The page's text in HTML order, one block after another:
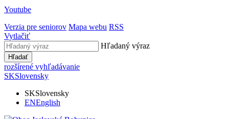
Youtube
Verzia pre seniorov Mapa webu RSS
Vytlačiť
Hľadaný výraz
Hľadať
rozšírené vyhľadávanie
SKSlovensky
SKSlovensky
ENEnglish